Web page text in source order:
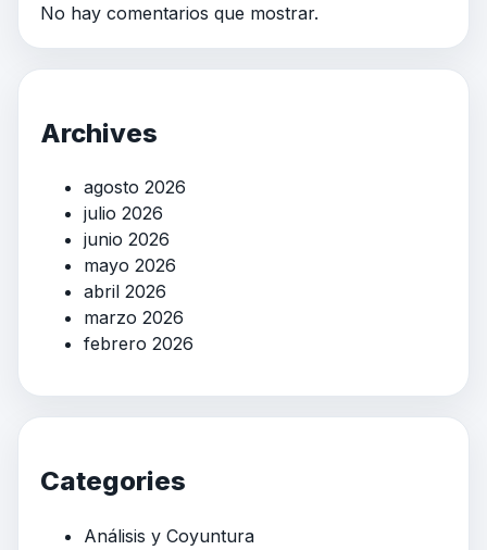
No hay comentarios que mostrar.
Archives
agosto 2026
julio 2026
junio 2026
mayo 2026
abril 2026
marzo 2026
febrero 2026
Categories
Análisis y Coyuntura